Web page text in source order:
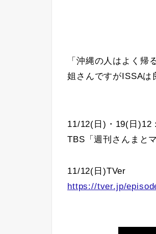
「沖縄の人はよく
姐さんですがISSAは
11/12(日)・19(日)12
TBS「週刊さんまと
11/12(日)TVer
https://tver.jp/